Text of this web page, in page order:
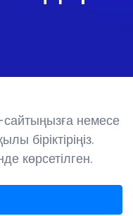
сайтыңызға немесе
біріктіріңіз.
көрсетілген.